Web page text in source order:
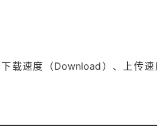
载速度（Download）、上传